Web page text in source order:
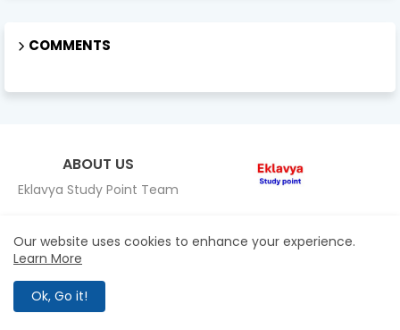
COMMENTS
ABOUT US
Eklavya Study Point Team
Our website uses cookies to enhance your experience.
Learn More
Ok, Go it!